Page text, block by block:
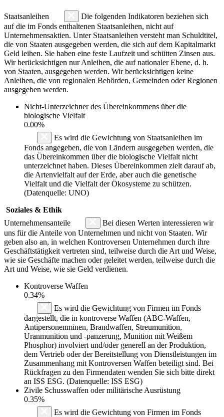
Staatsanleihen
Die folgenden Indikatoren beziehen sich
auf die im Fonds enthaltenen Staatsanleihen, nicht auf
Unternehmensaktien. Unter Staatsanleihen versteht man Schuldtitel,
die von Staaten ausgegeben werden, die sich auf dem Kapitalmarkt
Geld leihen. Sie haben eine feste Laufzeit und schütten Zinsen aus.
Wir berücksichtigen nur Anleihen, die auf nationaler Ebene, d. h.
von Staaten, ausgegeben werden. Wir berücksichtigen keine
Anleihen, die von regionalen Behörden, Gemeinden oder Regionen
ausgegeben werden.
Nicht-Unterzeichner des Übereinkommens über die
biologische Vielfalt
0.00%
Es wird die Gewichtung von Staatsanleihen im
Fonds angegeben, die von Ländern ausgegeben werden, die
das Übereinkommen über die biologische Vielfalt nicht
unterzeichnet haben. Dieses Übereinkommen zielt darauf ab,
die Artenvielfalt auf der Erde, aber auch die genetische
Vielfalt und die Vielfalt der Ökosysteme zu schützen.
(Datenquelle: UNO)
Soziales & Ethik
Unternehmensanteile
Bei diesen Werten interessieren wir
uns für die Anteile von Unternehmen und nicht von Staaten. Wir
geben also an, in welchen Kontroversen Unternehmen durch ihre
Geschäftstätigkeit vertreten sind, teilweise durch die Art und Weise,
wie sie Geschäfte machen oder geleitet werden, teilweise durch die
Art und Weise, wie sie Geld verdienen.
Kontroverse Waffen
0.34%
Es wird die Gewichtung von Firmen im Fonds
dargestellt, die in kontroverse Waffen (ABC-Waffen,
Antipersonenminen, Brandwaffen, Streumunition,
Uranmunition und -panzerung, Munition mit Weißem
Phosphor) involviert und/oder generell an der Produktion,
dem Vertrieb oder der Bereitstellung von Dienstleistungen im
Zusammenhang mit Kontroversen Waffen beteiligt sind. Bei
Rückfragen zu den Firmendaten wenden Sie sich bitte direkt
an ISS ESG. (Datenquelle: ISS ESG)
Zivile Schusswaffen oder militärische Ausrüstung
0.35%
Es wird die Gewichtung von Firmen im Fonds